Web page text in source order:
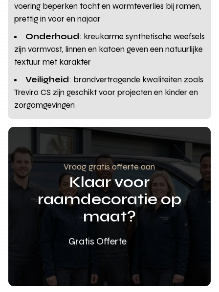
voering beperken tocht en warmteverlies bij ramen,
prettig in voor en najaar
Onderhoud: kreukarme synthetische weefsels
zijn vormvast, linnen en katoen geven een natuurlijke
textuur met karakter
Veiligheid: brandvertragende kwaliteiten zoals
Trevira CS zijn geschikt voor projecten en kinder en
zorgomgevingen
Vraag gratis offerte aan
Klaar voor
raamdecoratie op
maat?
Gratis Offerte